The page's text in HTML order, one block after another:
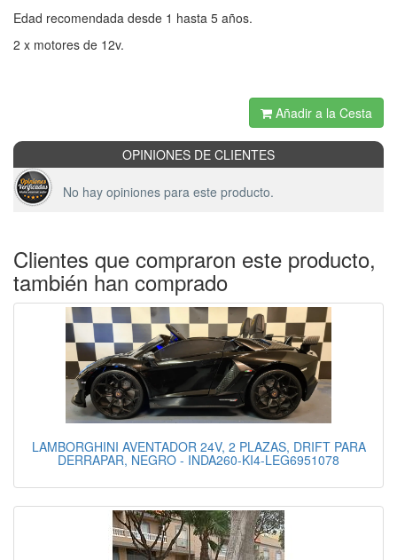
Edad recomendada desde 1 hasta 5 años.
2 x motores de 12v.
Añadir a la Cesta
OPINIONES DE CLIENTES
No hay opiniones para este producto.
Clientes que compraron este producto,
también han comprado
LAMBORGHINI AVENTADOR 24V, 2 PLAZAS, DRIFT PARA
DERRAPAR, NEGRO - INDA260-KI4-LEG6951078